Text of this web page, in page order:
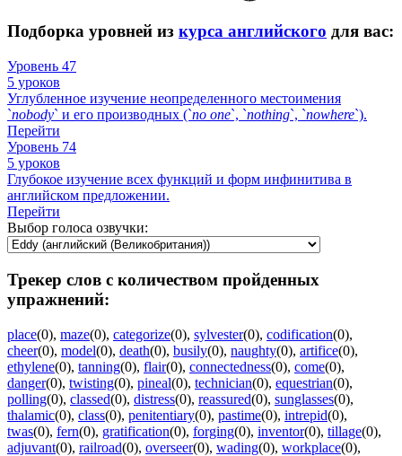
Подборка уровней из курса английского для вас:
Уровень 47
5 уроков
Углубленное изучение неопределенного местоимения
`nobody` и его производных (`no one`, `nothing`, `nowhere`).
Перейти
Уровень 74
5 уроков
Глубокое изучение всех функций и форм инфинитива в
английском предложении.
Перейти
Выбор голоса озвучки:
Трекер слов с количеством пройденных
упражнений:
place(0), maze(0), categorize(0), sylvester(0), codification(0),
cheer(0), model(0), death(0), busily(0), naughty(0), artifice(0),
ethylene(0), tanning(0), flair(0), connectedness(0), come(0),
danger(0), twisting(0), pineal(0), technician(0), equestrian(0),
polling(0), classed(0), distress(0), reassured(0), sunglasses(0),
thalamic(0), class(0), penitentiary(0), pastime(0), intrepid(0),
twas(0), fern(0), gratification(0), forging(0), inventor(0), tillage(0),
adjuvant(0), railroad(0), overseer(0), wading(0), workplace(0),